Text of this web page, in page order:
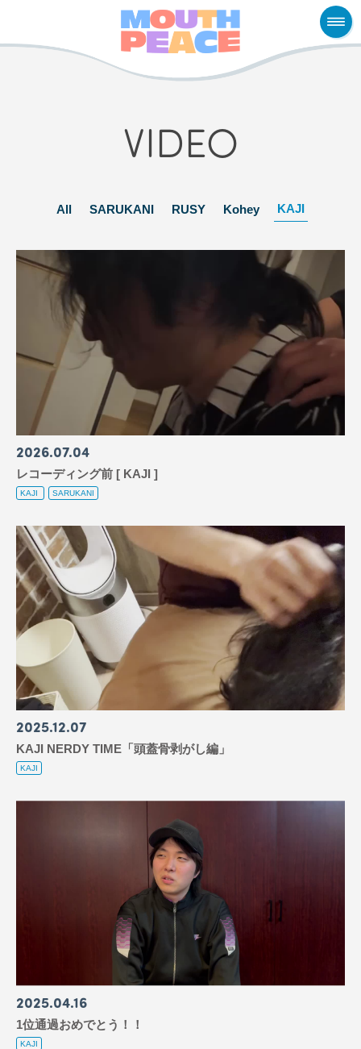
VIDEO
All SARUKANI RUSY Kohey KAJI
2026 07 04
レコーディング前 [ KAJI ]
KAJI SARUKANI
202512 07
KAJI NERDY TIME「頭蓋骨剥がし編」
KAJI
2025 0416
1位通過おめでとう！！
KAJI